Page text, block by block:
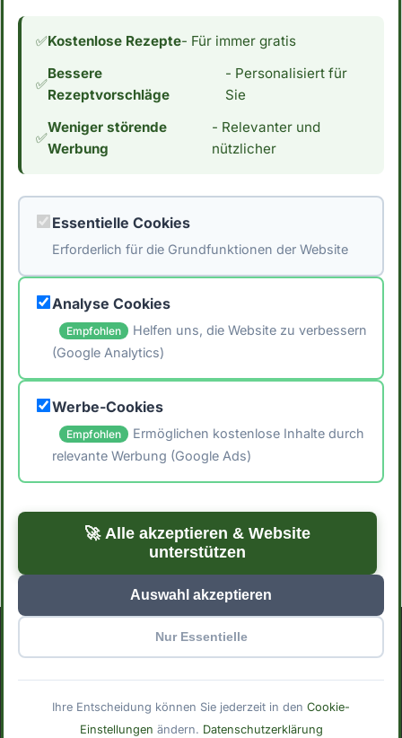
nicht in die Kategorie Low Carb. Dies schließt
Kohlenhydrataufnahme reduzieren möchten,
aus. Wenn du an einer Low Carb Ernährung
interessiert bist, interessiert dich vielleicht
auch der Kaloriengehalt. Mit 55 Kalorien pro
(ungezuckert) einen durchschnittlichen
Kaloriengehalt. *Hinweis: Die Daten stammen
aus der [Schweizer Nährwertdatenbank]
(https://naehrwertdaten.ch/de/).*
🖨️ Artikel drucken
← Zurück zu Blog
Zur Startseite →
ImpressumDatenschutzerklärungCookie-Einstellungen
© 2025 Mindful Meals. Mit
erstellt für bewusste
Ernährung.
✅Kostenlose Rezepte- Für immer gratis
✅
Bessere
Rezeptvorschläge
- Personalisiert für
Sie
✅
Weniger störende
Werbung
- Relevanter und
nützlicher
Essentielle Cookies
Erforderlich für die Grundfunktionen der Website
Analyse Cookies
Empfohlen
Helfen uns, die Website zu verbessern
(Google Analytics)
Werbe-Cookies
Empfohlen
Ermöglichen kostenlose Inhalte durch
relevante Werbung (Google Ads)
🚀 Alle akzeptieren & Website
unterstützen
Auswahl akzeptieren
Nur Essentielle
Ihre Entscheidung können Sie jederzeit in den Cookie-
Einstellungen ändern. Datenschutzerklärung